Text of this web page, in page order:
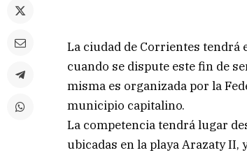
La ciudad de Corrientes tendrá
cuando se dispute este fin de
misma es organizada por la
municipio capitalino.
La competencia tendrá lugar
ubicadas en la playa Arazaty